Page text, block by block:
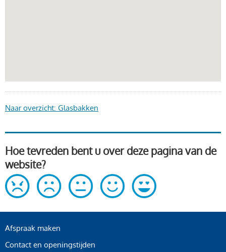
Naar overzicht: Glasbakken
Hoe tevreden bent u over deze pagina van de
website?
Afspraak maken
Contact en openingstijden